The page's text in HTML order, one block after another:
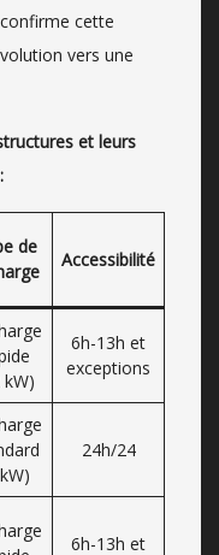
cette
vers une
et leurs
de
Accessibilité
kW)
6h-13h et
exceptions
24h/24
6h-13h et